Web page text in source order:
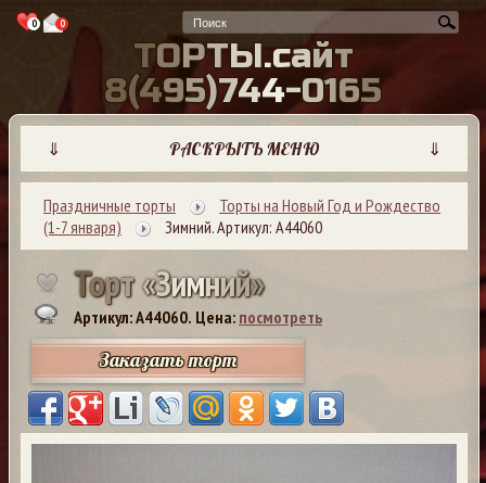
0 0
ТОРТЫ.сайт
8(495)744-0165
⇓ РАСКРЫТЬ МЕНЮ ⇓
Праздничные торты
Торты на Новый Год и Рождество
(1-7 января)
Зимний. Артикул: А44060
Торт«Зимний»
Артикул: A44060. Цена: посмотреть
Заказать торт